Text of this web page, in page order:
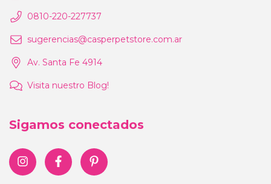
0810-220-227737
sugerencias@casperpetstore.com.ar
Av. Santa Fe 4914
Visita nuestro Blog!
Sigamos conectados